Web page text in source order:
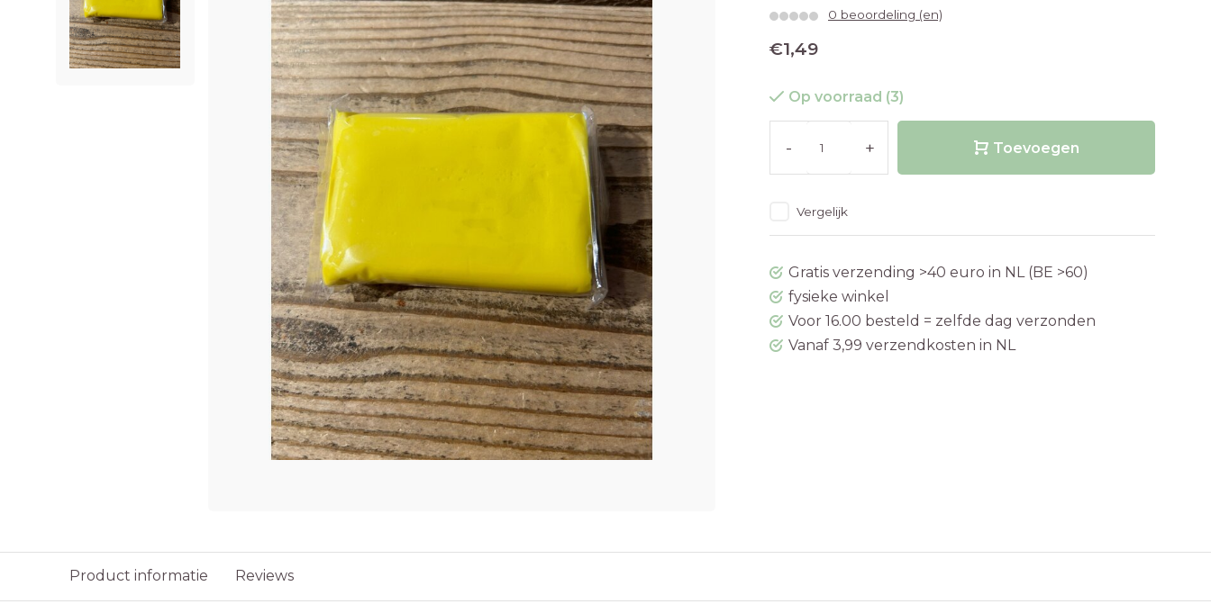
0 beoordeling (en)
€1,49
Op voorraad (3)
- + Toevoegen
Vergelijk
Gratis verzending >40 euro in NL (BE >60)
fysieke winkel
Voor 16.00 besteld = zelfde dag verzonden
Vanaf 3,99 verzendkosten in NL
Product informatie Reviews